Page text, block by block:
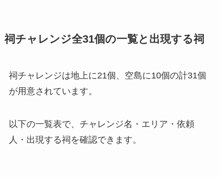
祠チャレンジ全31個の一覧と出現する祠
祠チャレンジは地上に21個、空島に10個の計31個
が用意されています。
以下の一覧表で、チャレンジ名・エリア・依頼
人・出現する祠を確認できます。